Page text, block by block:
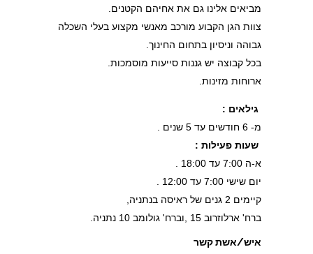
מביאים אלינו גם את אחיהם הקטנים.
צוות הגן הקבוע מורכב מאנשי מקצוע בעלי השכלה
גבוהה וניסיון בתחום החינוך.
בכל קבוצה יש גננות סייעות מוסמכות.
ארוחות מזינות.
גילאים :
מ- 6 חודשים עד 5 שנים .
שעות פעילות :
א-ה 7:00 עד 18:00 .
יום שישי 7:00 עד 12:00 .
קיימים 2 גנים של ראיסה בנתניה,
ברח' ארלוזרוב 15 ,וברח' גולומב 10 נתניה.
איש/אשת קשר